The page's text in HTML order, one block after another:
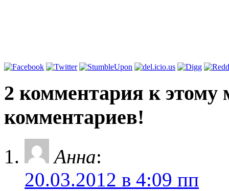
2 комментария к этому
комментариев!
Анна:
20.03.2012 в 4:09 пп